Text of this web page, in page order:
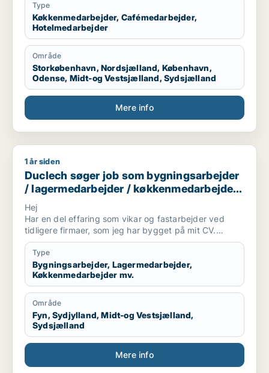
quickly, and always do my best to support my team
and help others with respect and care.
Type
Køkkenmedarbejder, Cafémedarbejder,
Hotelmedarbejder
Område
Storkøbenhavn, Nordsjælland, København,
Odense, Midt-og Vestsjælland, Sydsjælland
Mere info
Duclech søger job som bygningsarbejder /
1 år siden
Duclech søger job som bygningsarbejder
/ lagermedarbejder / køkkenmedarbejder /
cafémedarbejder / butiksmedarbejder
Hej
Har en del effaring som vikar og fastarbejder ved
tidligere firmaer, som jeg har bygget på mit CV.
Er ikke bange for at tage fat og prøve noget.
Har valgt de “ønsker”, jeg ved jeg kan finde ud af.
Type
Bygningsarbejder, Lagermedarbejder,
Køkkenmedarbejder mv.
Område
Fyn, Sydjylland, Midt-og Vestsjælland,
Sydsjælland
Mere info